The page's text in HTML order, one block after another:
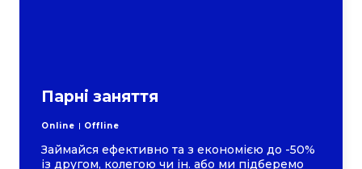
Парні заняття
Online Offline
Займайся ефективно та з економією до -50%
із другом, колегою чи ін. або ми підберемо